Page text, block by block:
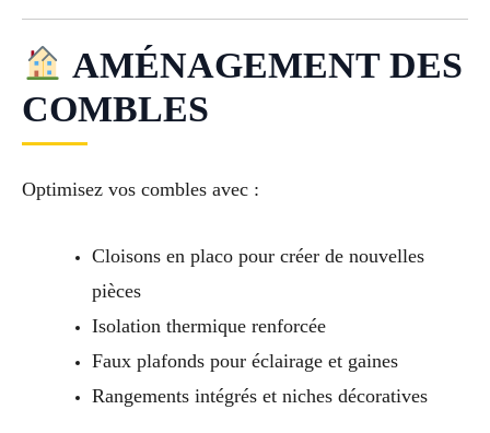
AMÉNAGEMENT DES
COMBLES
Optimisez vos combles avec :
Cloisons en placo pour créer de nouvelles
pièces
Isolation thermique renforcée
Faux plafonds pour éclairage et gaines
Rangements intégrés et niches décoratives